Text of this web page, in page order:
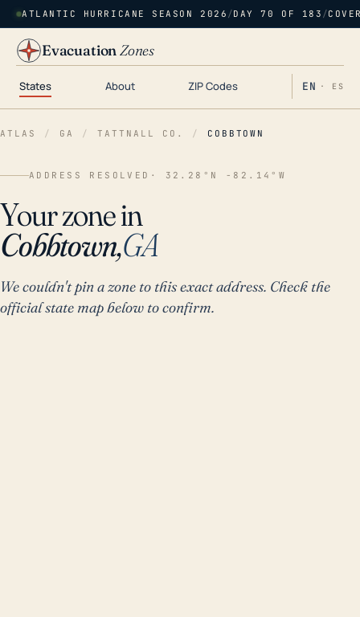
ATLANTIC HURRICANE SEASON 2026 /DAY 70 OF 183 /
EvacuationZones
States About ZIP Codes EN · ES
ATLAS / GA / TATTNALL CO. / COBBTOWN
ADDRESS RESOLVED · 32.28°N -82.14°W
Your zone in
Cobbtown,GA
We couldn't pin a zone to this exact address. Check the
official state map below to confirm.